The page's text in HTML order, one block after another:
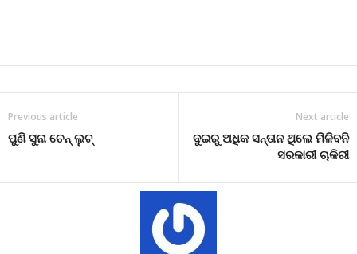
Previous article
ପୁଣି ସୁନା ଚେନ୍ ଲୁଟ୍
Next article
ଦୁଇରୁ ଅଧିକ ସନ୍ତାନ ଥିଲେ ମିଳିବନି
ସରକାରୀ ଚାକିରୀ